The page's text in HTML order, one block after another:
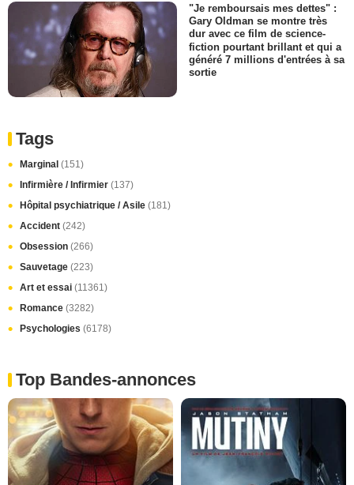
"Je remboursais mes dettes" :
Gary Oldman se montre très
dur avec ce film de science-
fiction pourtant brillant et qui a
généré 7 millions d'entrées à sa
sortie
Tags
Marginal (151)
Infirmière / Infirmier (137)
Hôpital psychiatrique / Asile (181)
Accident (242)
Obsession (266)
Sauvetage (223)
Art et essai (11361)
Romance (3282)
Psychologies (6178)
Top Bandes-annonces